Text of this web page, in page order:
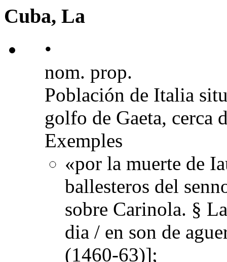
Cuba, La
•
nom. prop.
Población de Italia
golfo de Gaeta, cerca
Exemples
«por la muerte de
ballesteros del
sobre Carinola. §
dia / en son de
(1460-63)];